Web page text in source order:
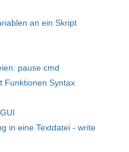
an ein Skript
pause cmd
Funktionen Syntax
in eine Textdatei - write